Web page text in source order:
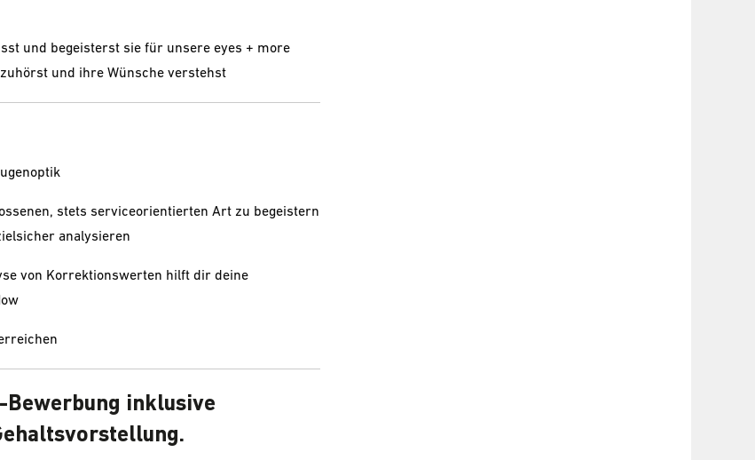
und begeisterst sie für unsere eyes + more
und ihre Wünsche verstehst
stets serviceorientierten Art zu begeistern
analysieren
von Korrektionswerten hilft dir deine
Bewerbung inklusive